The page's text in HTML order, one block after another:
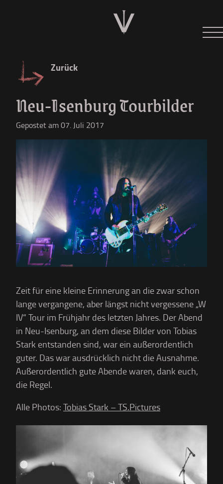
Tour 2026
Der W
Diskographie
Shop
Zurück
Neu-Isenburg Tourbilder
Gepostet am 07. Juli 2017
Zeit für eine kleine Erinnerung an die zwar schon
lange vergangene, aber längst nicht vergessene „W
IV“ Tour im Frühjahr des letzten Jahres. Der Abend
in Neu-Isenburg, an dem diese Bilder von Tobias
Stark entstanden sind, war ein außerordentlich
guter. Das war ausdrücklich nicht die Ausnahme.
Außerordentlich gute Abende waren, dank euch,
die Regel.
Alle Photos: Tobias Stark – TS.Pictures